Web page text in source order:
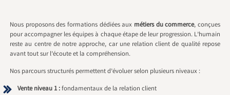
Nous proposons des formations dédiées aux métiers du commerce, conçues
pour accompagner les équipes à chaque étape de leur progression. L’humain
reste au centre de notre approche, car une relation client de qualité repose
avant tout sur l’écoute et la compréhension.
Nos parcours structurés permettent d’évoluer selon plusieurs niveaux :
Vente niveau 1 :fondamentaux de la relation client